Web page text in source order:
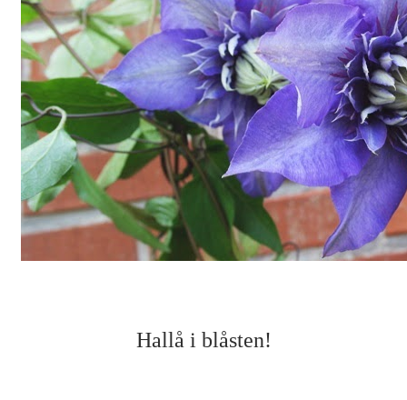
Hallå i blåsten!